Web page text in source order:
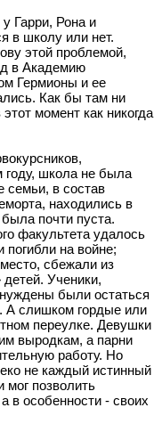
Гарри, Рона и
в школу или нет.
этой проблемой,
в Академию
Гермионы и ее
Как бы там ни
момент как никогда
школа не была
семьи, в состав
находились в
почти пуста.
факультета удалось
погибли на войне;
сбежали из
Ученики,
были остаться
А слишком гордые или
переулке. Девушки
выродкам, а парни
работу. Но
не каждый истинный
мог позволить
в особенности - своих